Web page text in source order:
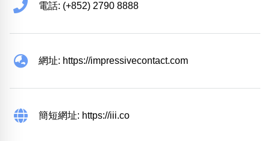
電話: (+852) 2790 8888
網址: https://impressivecontact.com
簡短網址: https://iii.co